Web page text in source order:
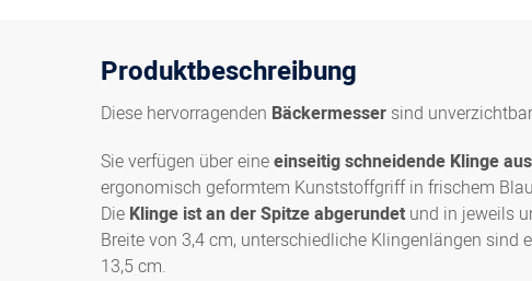
Produktbeschreibung
Diese hervorragenden Bäckermesser sind
Sie verfügen über eineeinseitig schneidende Klinge
ergonomisch geformtem Kunststoffgriff in frischem
Die Klinge ist an der Spitze abgerundetund in jeweils
Breite von 3,4 cm, unterschiedliche Klingenlängen
13,5 cm.